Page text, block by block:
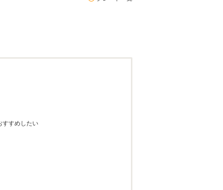
すすめしたい